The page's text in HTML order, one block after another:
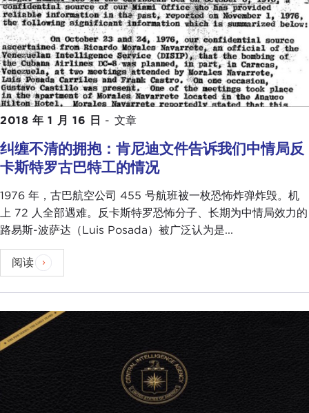
2018 年 1 月 16 日 - 文章
纠缠不清的拥抱：肯尼迪文件告诉我们中情局反
卡斯特罗古巴特工的情况
1976 年，古巴航空公司 455 号航班被一枚恐怖炸弹炸毁。机
上 72 人全部遇难。反卡斯特罗恐怖分子、长期为中情局效力的
路易斯-波萨达（Luis Posada）被广泛认为是...
阅读